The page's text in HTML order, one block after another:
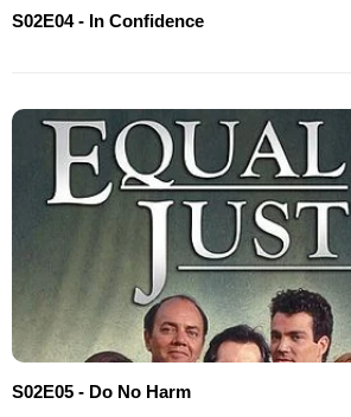
S02E04 - In Confidence
S02E05 - Do No Harm